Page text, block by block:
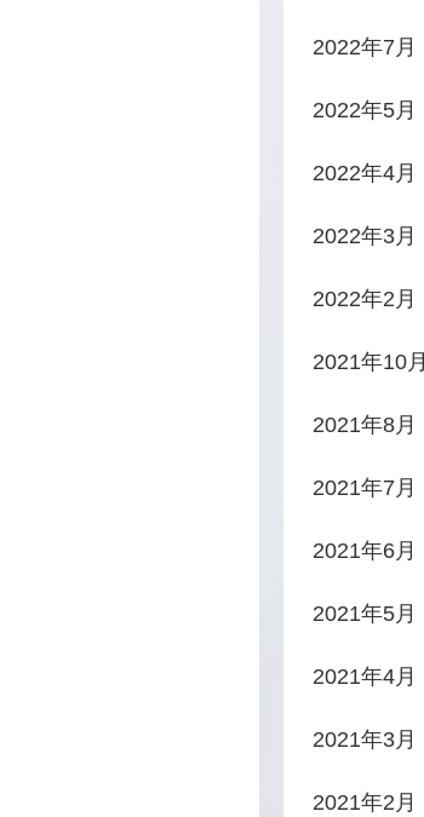
2022年7月
2022年5月
2022年4月
2022年3月
2022年2月
2021年10月
2021年8月
2021年7月
2021年6月
2021年5月
2021年4月
2021年3月
2021年2月